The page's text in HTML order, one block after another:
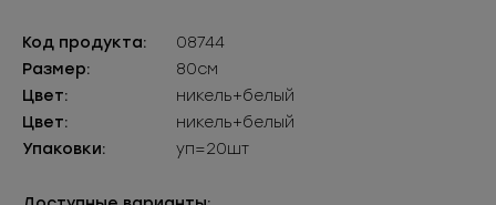
Код продукта:
08744
Размер:
80см
Цвет:
никель+белый
Цвет:
никель+белый
Упаковки:
уп=20шт